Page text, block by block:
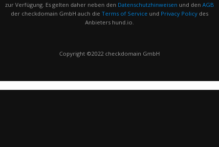
zur Verfügung. Es gelten daher neben den Datenschutzhinweisen und den AGB
der checkdomain GmbH auch die Terms of Service und Privacy Policy des
Anbieters hund.io.
Copyright ©2022 checkdomain GmbH